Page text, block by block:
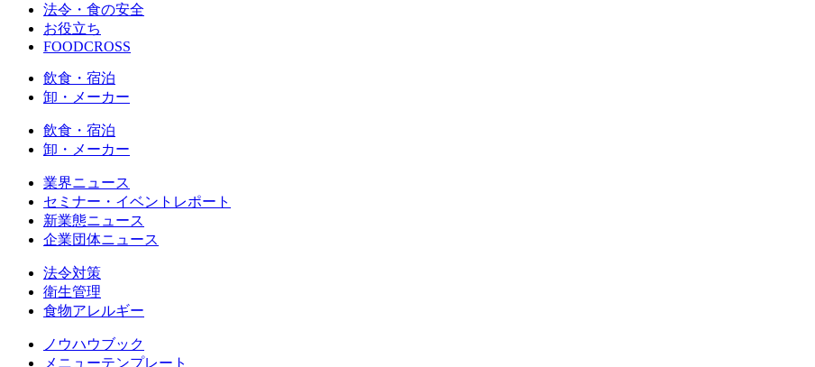
法令・食の安全
お役立ち
FOODCROSS
飲食・宿泊
卸・メーカー
飲食・宿泊
卸・メーカー
業界ニュース
セミナー・イベントレポート
新業態ニュース
企業団体ニュース
法令対策
衛生管理
食物アレルギー
ノウハウブック
メニューテンプレート